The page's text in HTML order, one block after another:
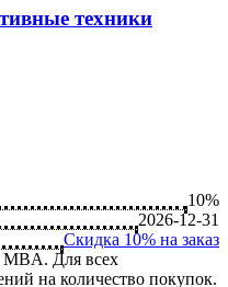
техники
10%
2026-12-31
Скидка 10% на заказ
Для всех
на количество покупок.